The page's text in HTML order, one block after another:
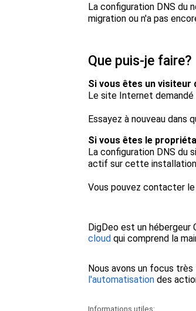
La configuration DNS du
migration ou n'a pas
Que puis-je faire?
Si vous êtes un visiteur
Le site Internet
Essayez à nouveau
Si vous êtes le
La configuration DNS du
actif sur cette
Vous pouvez contacter le
DigDeo est un
cloud qui comprend la
Nous avons un focus
l'automatisation des
Informations utiles: